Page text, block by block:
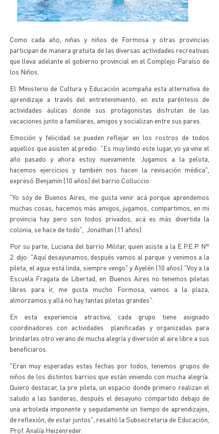
Como cada año, niñas y niños de Formosa y otras provincias
participan de manera gratuita de las diversas actividades recreativas
que lleva adelante el gobierno provincial en el Complejo Paraíso de
los Niños.
El Ministerio de Cultura y Educación acompaña esta alternativa de
aprendizaje a través del entretenimiento, en este paréntesis de
actividades áulicas donde sus protagonistas disfrutan de las
vacaciones junto a familiares, amigos y socializan entre sus pares.
Emoción y felicidad se pueden reflejar en los rostros de todos
aquellos que asisten al predio: "Es muy lindo este lugar, yo ya vine el
año pasado y ahora estoy nuevamente. Jugamos a la pelota,
hacemos ejercicios y también nos hacen la revisación médica",
expresó Benjamín (10 años) del barrio Colluccio.
"Yo soy de Buenos Aires, me gusta venir acá porque aprendemos
muchas cosas, hacemos más amigos, jugamos, compartimos, en mi
provincia hay pero son todos privados, acá es más divertida la
colonia, se hace de todo", Jonathan (11 años).
Por su parte, Luciana del barrio Militar, quien asiste a la E.P.E.P. N°
2 dijo: "Aquí desayunamos, después vamos al parque y venimos a la
pileta, el agua está linda, siempre vengo" y Ayelén (10 años) "Voy a la
Escuela Fragata de Libertad, en Buenos Aires no tenemos piletas
libres para ir, me gusta mucho Formosa, vamos a la plaza,
almorzamos y allá no hay tantas piletas grandes".
En esta experiencia atractiva, cada grupo tiene asignado
coordinadores con actividades planificadas y organizadas para
brindarles otro verano de mucha alegría y diversión al aire libre a sus
beneficiaros.
"Eran muy esperadas estas fechas por todos, tenemos grupos de
niños de los distintos barrios que están viniendo con mucha alegría.
Quiero destacar, la pre pileta, un espacio donde primero realizan el
saludo a las banderas, después el desayuno compartido debajo de
una arboleda imponente y seguidamente un tiempo de aprendizajes,
de reflexión, de estar juntos", resaltó la Subsecretaria de Educación,
Prof. Analía Heizenreder.